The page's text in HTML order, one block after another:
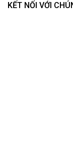
KẾT NỐI VỚI